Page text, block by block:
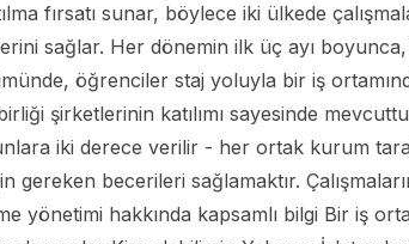
fırsatı sunar, böylece iki ülkede
sağlar. Her dönemin ilk üç ayı
öğrenciler staj yoluyla bir iş
şirketlerinin katılımı sayesinde
iki derece verilir - her ortak kurum
becerileri sağlamaktır.
yönetimi hakkında kapsamlı bilgi Bir iş